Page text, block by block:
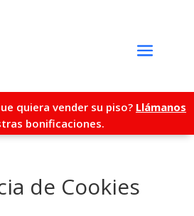
quiera vender su piso? Llámanos
bonificaciones.
de Cookies